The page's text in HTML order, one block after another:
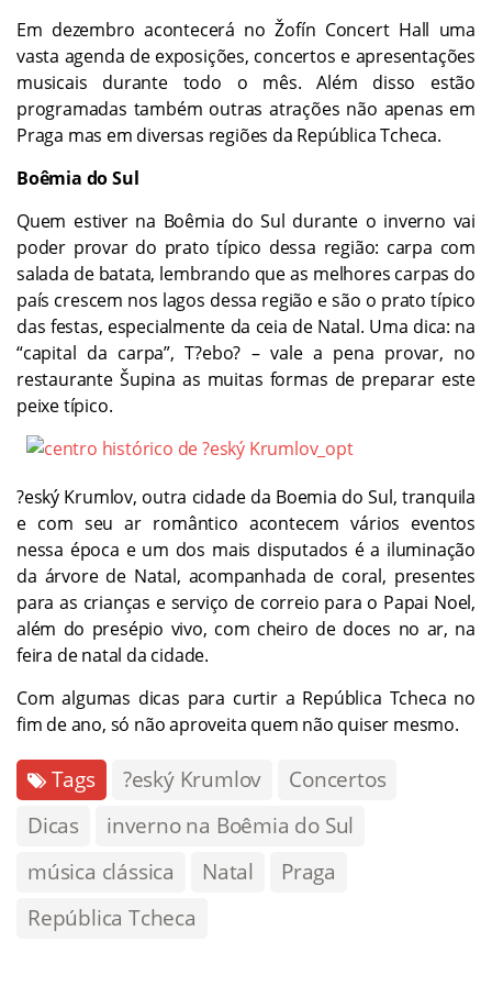
Em dezembro acontecerá no Žofín Concert Hall uma
vasta agenda de exposições, concertos e apresentações
musicais durante todo o mês. Além disso estão
programadas também outras atrações não apenas em
Praga mas em diversas regiões da República Tcheca.
Boêmia do Sul
Quem estiver na Boêmia do Sul durante o inverno vai
poder provar do prato típico dessa região: carpa com
salada de batata, lembrando que as melhores carpas do
país crescem nos lagos dessa região e são o prato típico
das festas, especialmente da ceia de Natal. Uma dica: na
“capital da carpa”, T?ebo? – vale a pena provar, no
restaurante Šupina as muitas formas de preparar este
peixe típico.
?eský Krumlov, outra cidade da Boemia do Sul, tranquila
e com seu ar romântico acontecem vários eventos
nessa época e um dos mais disputados é a iluminação
da árvore de Natal, acompanhada de coral, presentes
para as crianças e serviço de correio para o Papai Noel,
além do presépio vivo, com cheiro de doces no ar, na
feira de natal da cidade.
Com algumas dicas para curtir a República Tcheca no
fim de ano, só não aproveita quem não quiser mesmo.
Tags ?eský Krumlov
Concertos
Dicas
inverno na Boêmia do Sul
música clássica
Natal
Praga
República Tcheca